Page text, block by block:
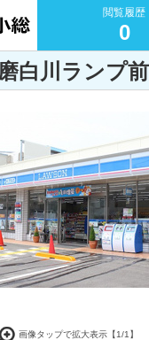
閲覧履歴
0
白川ランプ
画像タップで拡大表示【1/1】